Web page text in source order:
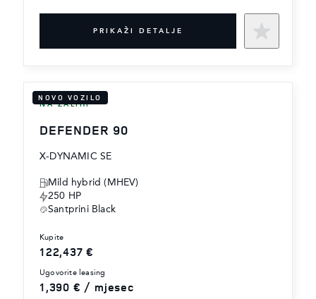
PRIKAŽI DETALJE
NOVO VOZILO
NA ZALIHI
DEFENDER 90
X-DYNAMIC SE
Mild hybrid (MHEV)
250 HP
Santprini Black
kupite
122,437 €
ugovorite leasing
1,390 € / mjesec